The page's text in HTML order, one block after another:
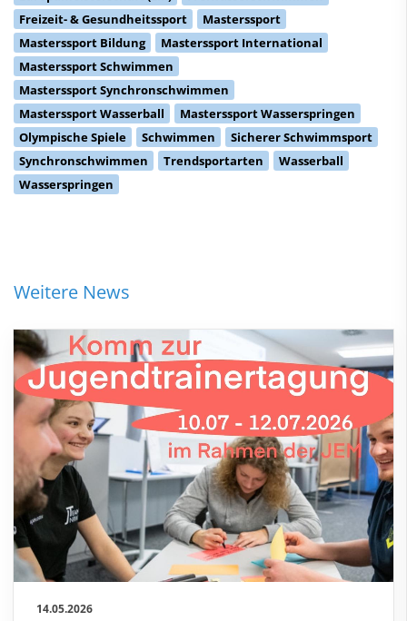
Freizeit- & Gesundheitssport
Masterssport
Masterssport Bildung
Masterssport International
Masterssport Schwimmen
Masterssport Synchronschwimmen
Masterssport Wasserball
Masterssport Wasserspringen
Olympische Spiele
Schwimmen
Sicherer Schwimmsport
Synchronschwimmen
Trendsportarten
Wasserball
Wasserspringen
Weitere News
14.05.2026